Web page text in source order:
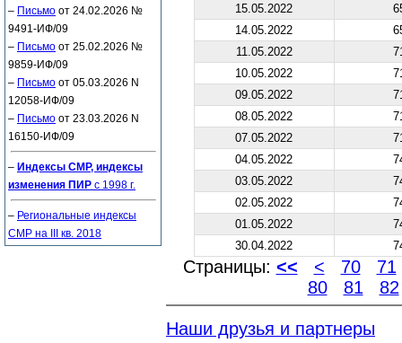
– Письмо от 24.02.2026 №
9491-ИФ/09
– Письмо от 25.02.2026 №
9859-ИФ/09
– Письмо от 05.03.2026 N
12058-ИФ/09
– Письмо от 23.03.2026 N
16150-ИФ/09
– Индексы СМР, индексы
изменения ПИР с 1998 г.
– Региональные индексы
СМР на III кв. 2018
15.05.2022
14.05.2022
11.05.2022
10.05.2022
09.05.2022
08.05.2022
07.05.2022
04.05.2022
03.05.2022
02.05.2022
01.05.2022
30.04.2022
Страницы: << < 70
71
80
81 82
Наши друзья и партнеры